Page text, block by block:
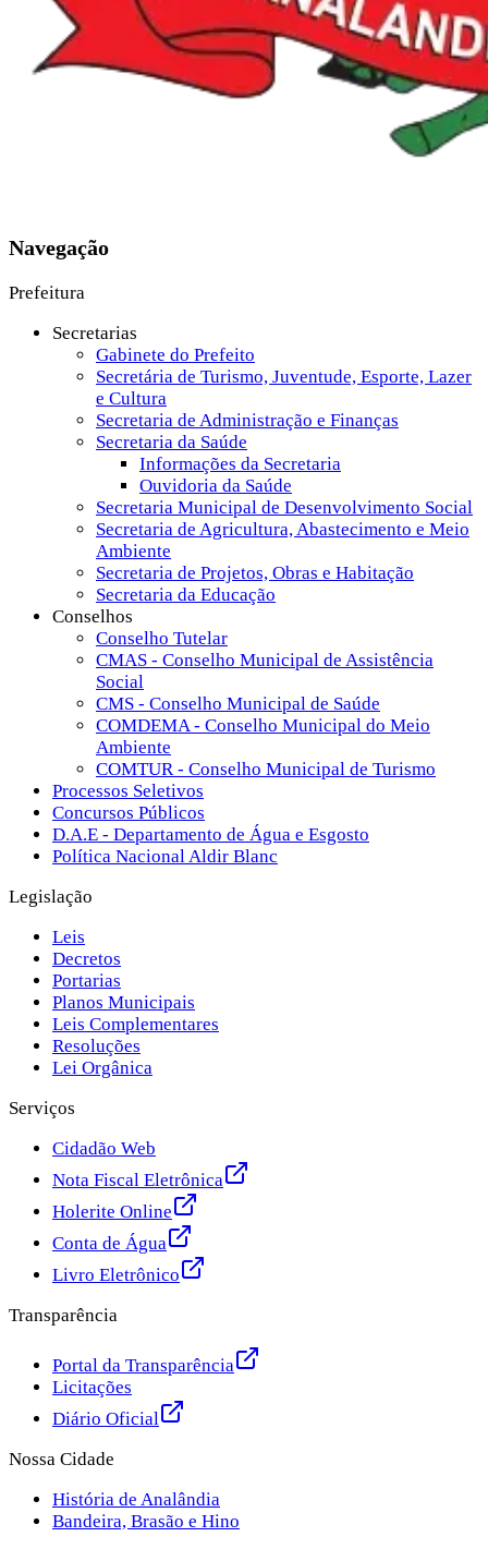
Navegação
Prefeitura
Secretarias
Gabinete do Prefeito
Secretária de Turismo, Juventude, Esporte, Lazer
e Cultura
Secretaria de Administração e Finanças
Secretaria da Saúde
Informações da Secretaria
Ouvidoria da Saúde
Secretaria Municipal de Desenvolvimento Social
Secretaria de Agricultura, Abastecimento e Meio
Ambiente
Secretaria de Projetos, Obras e Habitação
Secretaria da Educação
Conselhos
Conselho Tutelar
CMAS - Conselho Municipal de Assistência
Social
CMS - Conselho Municipal de Saúde
COMDEMA - Conselho Municipal do Meio
Ambiente
COMTUR - Conselho Municipal de Turismo
Processos Seletivos
Concursos Públicos
D.A.E - Departamento de Água e Esgosto
Política Nacional Aldir Blanc
Legislação
Leis
Decretos
Portarias
Planos Municipais
Leis Complementares
Resoluções
Lei Orgânica
Serviços
Cidadão Web
Nota Fiscal Eletrônica
Holerite Online
Conta de Água
Livro Eletrônico
Transparência
Portal da Transparência
Licitações
Diário Oficial
Nossa Cidade
História de Analândia
Bandeira, Brasão e Hino